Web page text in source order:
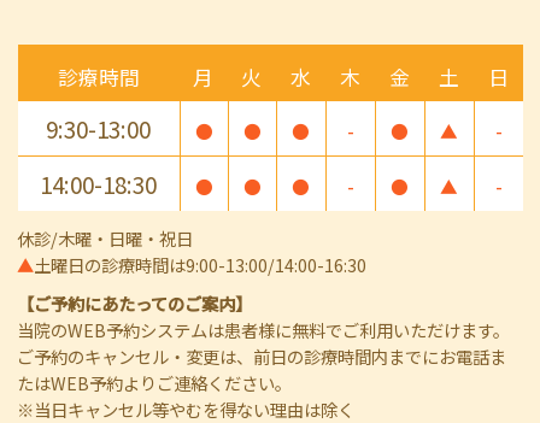
診療時間 月 火 水 木 金 土 日
9:30-13:00 ● ● ● - ● ▲ -
14:00-18:30 ● ● ● - ● ▲ -
休診/木曜・日曜・祝日
▲土曜日の診療時間は9:00-13:00/14:00-16:30
【ご予約にあたってのご案内】
当院のWEB予約システムは患者様に無料でご利用いただけます。
ご予約のキャンセル・変更は、前日の診療時間内までにお電話ま
たはWEB予約よりご連絡ください。
※当日キャンセル等やむを得ない理由は除く